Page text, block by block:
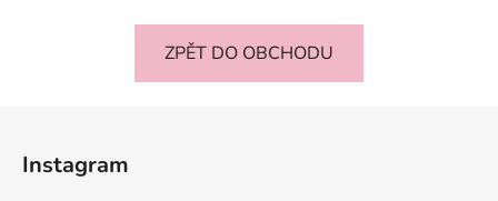
ZPĚT DO OBCHODU
Instagram